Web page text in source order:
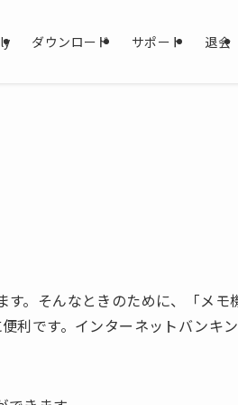
ダウンロード サポート 退会
。そんなときのために、「メモ
利です。インターネットバンキ